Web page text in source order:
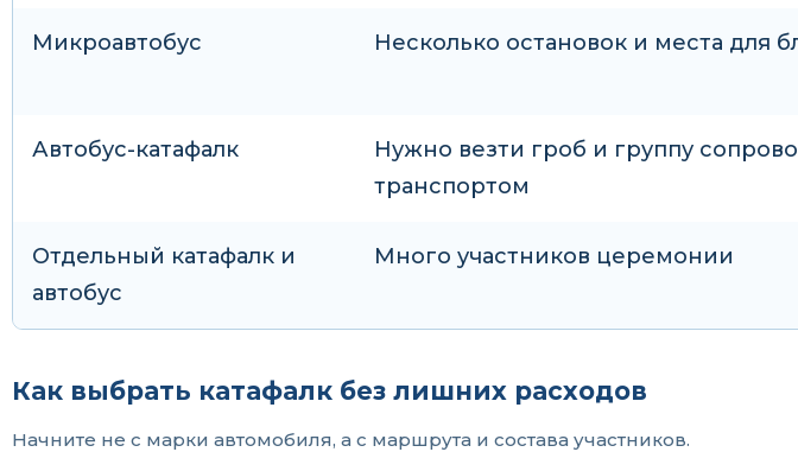
Микроавтобус Несколько остановок и места для
Автобус-катафалк
Нужно везти гроб и группу
транспортом
Отдельный катафалк и
автобус
Много участников церемонии
Как выбрать катафалк без лишних расходов
Начните не с марки автомобиля, а с маршрута и состава участников.